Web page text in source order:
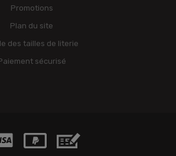
Promotions
Plan du site
des tailles de literie
sécurisé